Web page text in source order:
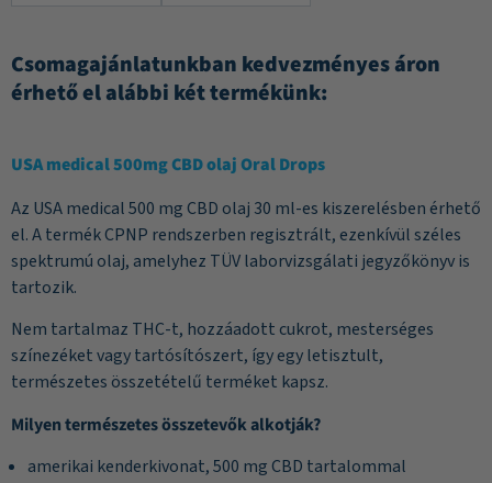
Csomagajánlatunkban kedvezményes áron
érhető el alábbi két termékünk:
USA medical 500mg CBD olaj Oral Drops
Az USA medical 500 mg CBD olaj 30 ml-es kiszerelésben érhető
el. A termék CPNP rendszerben regisztrált, ezenkívül széles
spektrumú olaj, amelyhez TÜV laborvizsgálati jegyzőkönyv is
tartozik.
Nem tartalmaz THC-t, hozzáadott cukrot, mesterséges
színezéket vagy tartósítószert, így egy letisztult,
természetes összetételű terméket kapsz.
Milyen természetes összetevők alkotják?
amerikai kenderkivonat, 500 mg CBD tartalommal